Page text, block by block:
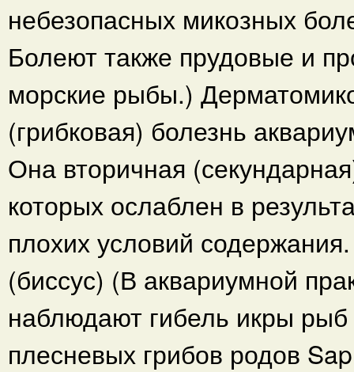
небезопасных микозных
Болеют также прудовые и
морские рыбы.)
(грибковая) болезнь
Она вторичная
которых ослаблен в
плохих условий
(биссус) (В аквариумной
наблюдают гибель икры рыб
плесневых грибов родов